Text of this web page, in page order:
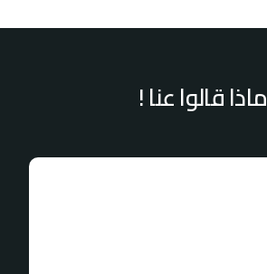
ماذا قالوا عنا !